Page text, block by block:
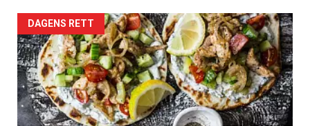
Forsiden
akkurat
nå
-
DAGENS RETT